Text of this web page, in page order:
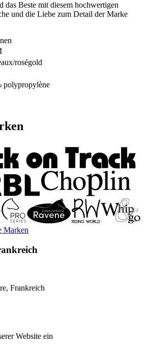
das Beste mit diesem hochwertigen
und die Liebe zum Detail der Marke
roségold
polypropylène
Marken
Frankreich
Website ein